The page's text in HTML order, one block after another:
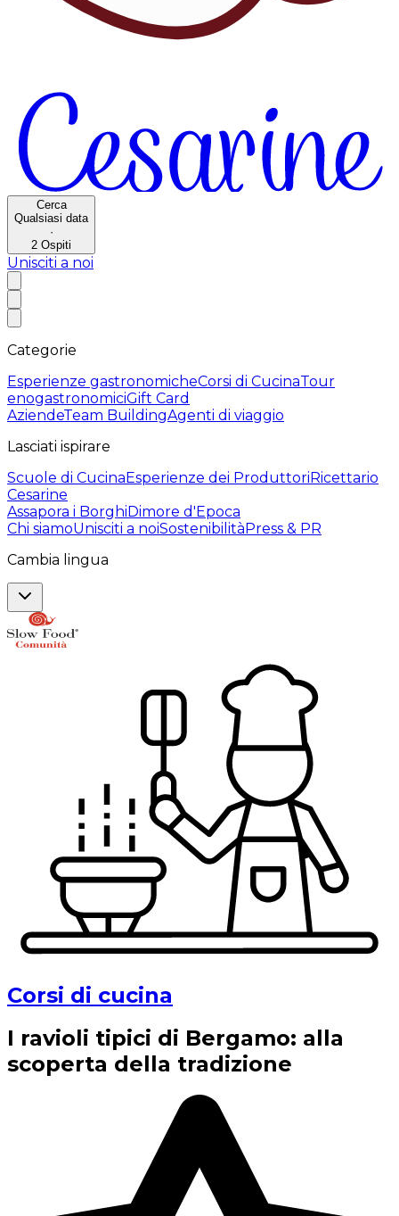
Cerca
Qualsiasi data
·
2 Ospiti
Unisciti a noi
Categorie
Esperienze gastronomicheCorsi di CucinaTour
enogastronomiciGift Card
AziendeTeam BuildingAgenti di viaggio
Lasciati ispirare
Scuole di CucinaEsperienze dei ProduttoriRicettario
Cesarine
Assapora i BorghiDimore d'Epoca
Chi siamoUnisciti a noiSostenibilitàPress & PR
Cambia lingua
Corsi di cucina
I ravioli tipici di Bergamo: alla
scoperta della tradizione